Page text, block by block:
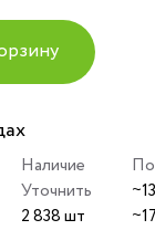
Наличие
Уточнить
2 838 шт